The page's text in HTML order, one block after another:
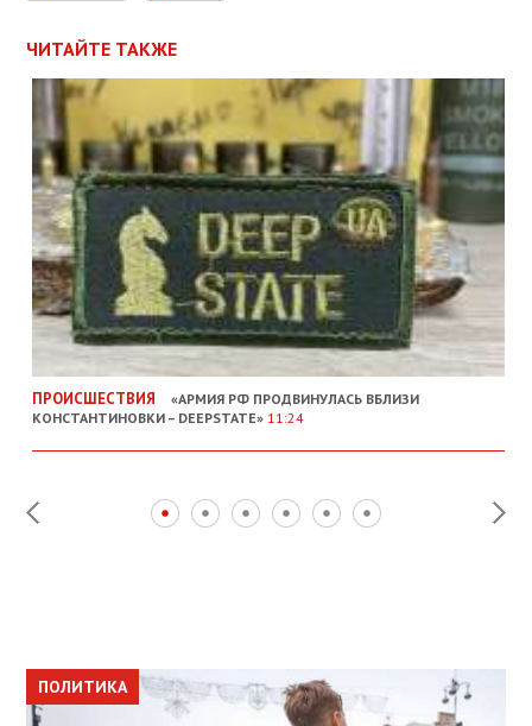
ЧИТАЙТЕ ТАКЖЕ
ПРОИСШЕСТВИЯ
«АРМИЯ РФ ПРОДВИНУЛАСЬ ВБЛИЗИ
КОНСТАНТИНОВКИ – DEEPSTATE» 11:24
ПОЛИТИКА
ПОЛИТИКА
ОБЩЕСТВО
ПОЛИТИКА
ЭКОНОМИКА